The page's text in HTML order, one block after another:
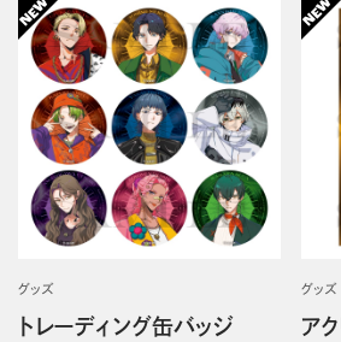
グッズ
トレーディング缶バッジ
グッズ
ア